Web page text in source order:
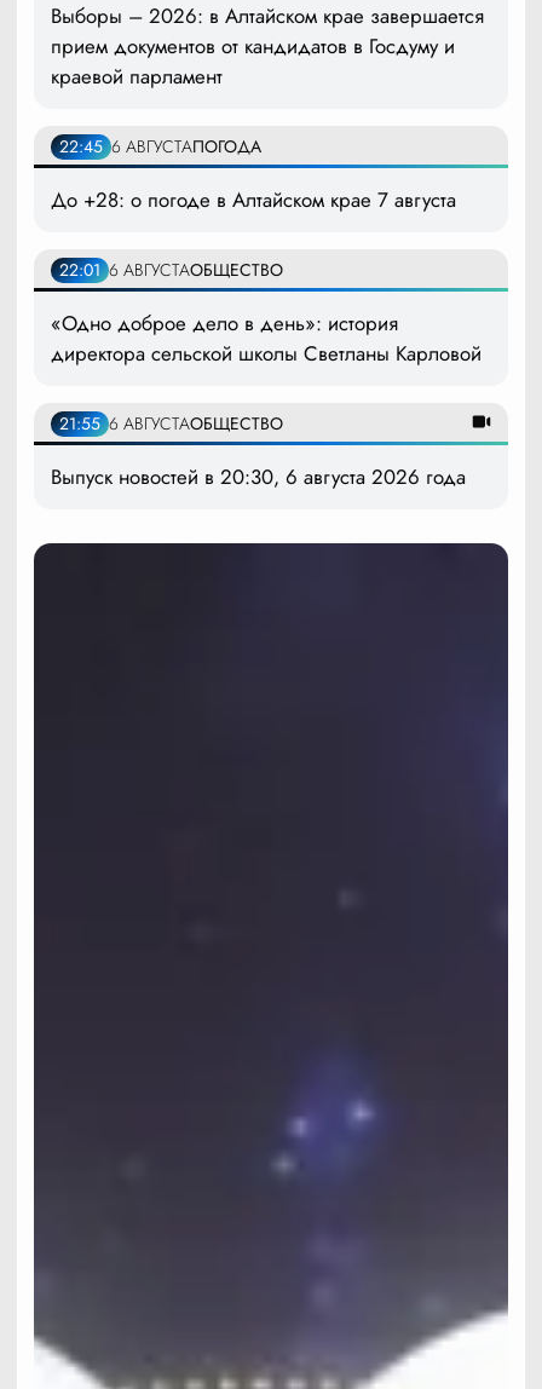
Выборы – 2026: в Алтайском крае завершается
прием документов от кандидатов в Госдуму и
краевой парламент
22:45 6 АВГУСТАПОГОДА
До +28: о погоде в Алтайском крае 7 августа
22:01 6 АВГУСТАОБЩЕСТВО
«Одно доброе дело в день»: история
директора сельской школы Светланы Карловой
21:55 6 АВГУСТАОБЩЕСТВО
Выпуск новостей в 20:30, 6 августа 2026 года